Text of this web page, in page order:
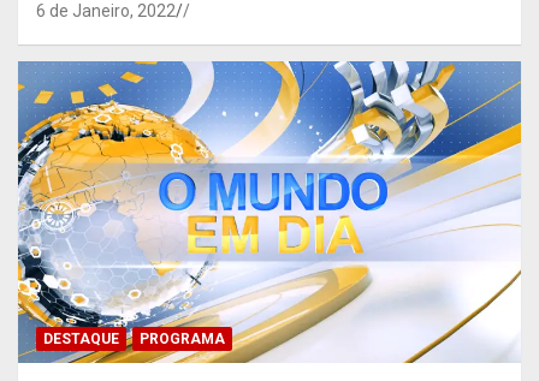
6 de Janeiro, 2022 /
DESTAQUE PROGRAMA